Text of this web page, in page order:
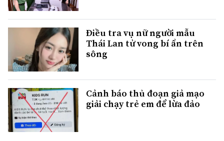
Điều tra vụ nữ người mẫu
Thái Lan tử vong bí ẩn trên
sông
Cảnh báo thủ đoạn giả mạo
giải chạy trẻ em để lừa đảo